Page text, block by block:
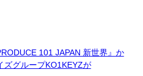
101 JAPAN 新世界』か
ズグループKO1KEYZが